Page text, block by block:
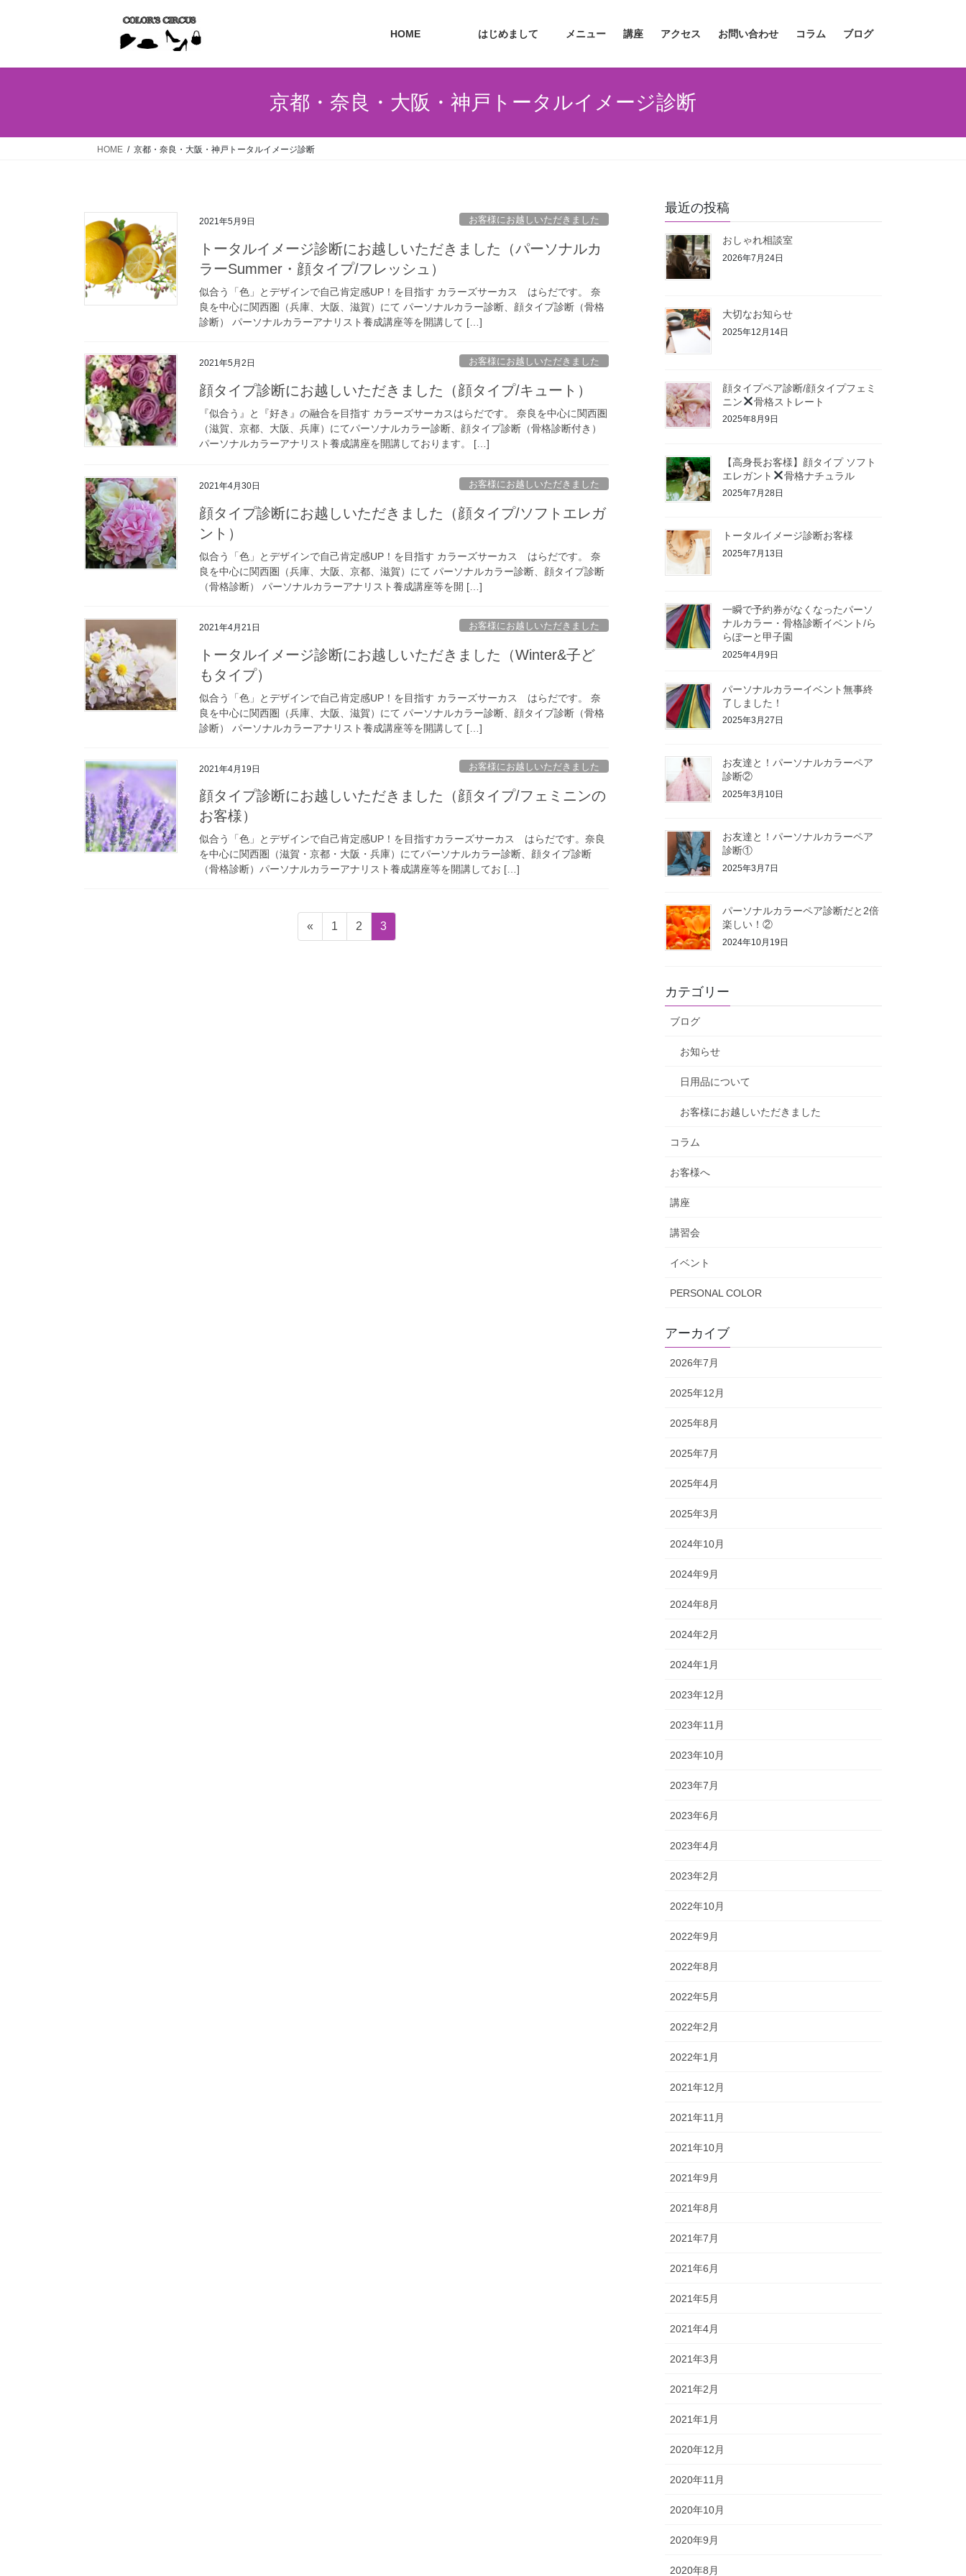
HOME はじめまして メニュー 講座 アクセス お問い合わせ コラム ブログ
京都・奈良・大阪・神戸トータルイメージ診断
HOME 京都・奈良・大阪・神戸トータルイメージ診断
2021年5月9日 お客様にお越しいただきました
トータルイメージ診断にお越しいただきました（パーソナルカ
ラーSummer・顔タイプ/フレッシュ）
似合う「色」とデザインで自己肯定感UP！を目指す カラーズサーカス はらだです。 奈
良を中心に関西圏（兵庫、大阪、滋賀）にて パーソナルカラー診断、顔タイプ診断（骨格
診断） パーソナルカラーアナリスト養成講座等を開講して […]
2021年5月2日 お客様にお越しいただきました
顔タイプ診断にお越しいただきました（顔タイプ/キュート）
『似合う』と『好き』の融合を目指す カラーズサーカスはらだです。 奈良を中心に関西圏
（滋賀、京都、大阪、兵庫）にてパーソナルカラー診断、顔タイプ診断（骨格診断付き）
パーソナルカラーアナリスト養成講座を開講しております。 […]
2021年4月30日 お客様にお越しいただきました
顔タイプ診断にお越しいただきました（顔タイプ/ソフトエレガ
ント）
似合う「色」とデザインで自己肯定感UP！を目指す カラーズサーカス はらだです。 奈
良を中心に関西圏（兵庫、大阪、京都、滋賀）にて パーソナルカラー診断、顔タイプ診断
（骨格診断） パーソナルカラーアナリスト養成講座等を開 […]
2021年4月21日 お客様にお越しいただきました
トータルイメージ診断にお越しいただきました（Winter&子ど
もタイプ）
似合う「色」とデザインで自己肯定感UP！を目指す カラーズサーカス はらだです。 奈
良を中心に関西圏（兵庫、大阪、滋賀）にて パーソナルカラー診断、顔タイプ診断（骨格
診断） パーソナルカラーアナリスト養成講座等を開講して […]
2021年4月19日 お客様にお越しいただきました
顔タイプ診断にお越しいただきました（顔タイプ/フェミニンの
お客様）
似合う「色」とデザインで自己肯定感UP！を目指すカラーズサーカス はらだです。奈良
を中心に関西圏（滋賀・京都・大阪・兵庫）にてパーソナルカラー診断、顔タイプ診断
（骨格診断）パーソナルカラーアナリスト養成講座等を開講してお […]
«
固
定
1
固
定
2
固
定
3
最近の投稿
おしゃれ相談室
2026年7月24日
大切なお知らせ
2025年12月14日
顔タイプペア診断/顔タイプフェミ
ニン
骨格ストレート
2025年8月9日
【高身長お客様】顔タイプ ソフト
エレガント
骨格ナチュラル
2025年7月28日
トータルイメージ診断お客様
2025年7月13日
一瞬で予約券がなくなったパーソ
ナルカラー・骨格診断イベント/ら
らぽーと甲子園
2025年4月9日
パーソナルカラーイベント無事終
了しました！
2025年3月27日
お友達と！パーソナルカラーペア
診断②
2025年3月10日
お友達と！パーソナルカラーペア
診断①
2025年3月7日
パーソナルカラーペア診断だと2倍
楽しい！②
2024年10月19日
カテゴリー
ブログ
お知らせ
日用品について
お客様にお越しいただきました
コラム
お客様へ
講座
講習会
イベント
PERSONAL COLOR
アーカイブ
2026年7月
2025年12月
2025年8月
2025年7月
2025年4月
2025年3月
2024年10月
2024年9月
2024年8月
2024年2月
2024年1月
2023年12月
2023年11月
2023年10月
2023年7月
2023年6月
2023年4月
2023年2月
2022年10月
2022年9月
2022年8月
2022年5月
2022年2月
2022年1月
2021年12月
2021年11月
2021年10月
2021年9月
2021年8月
2021年7月
2021年6月
2021年5月
2021年4月
2021年3月
2021年2月
2021年1月
2020年12月
2020年11月
2020年10月
2020年9月
2020年8月